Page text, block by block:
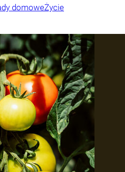
domoweŻycie